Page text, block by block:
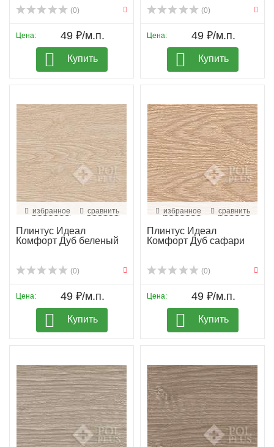
(0)
Цена: 49 ₽/м.п.
Купить
(0)
Цена: 49 ₽/м.п.
Купить
избранное сравнить
Плинтус Идеал
Комфорт Дуб беленый
(0)
Цена: 49 ₽/м.п.
Купить
избранное сравнить
Плинтус Идеал
Комфорт Дуб сафари
(0)
Цена: 49 ₽/м.п.
Купить